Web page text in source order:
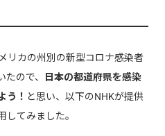
リカの州別の新型コロナ感染者
ので、
日本の都道府県を感染
う！ と思い、以下のNHKが提供
してみました。